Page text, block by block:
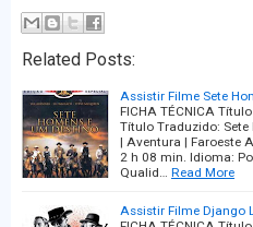
Related Posts:
Assistir Filme Sete
FICHA TÉCNICA
Título Traduzido: Sete
| Aventura | Faroeste
2 h 08 min. Idioma:
Qualid…
Read More
Assistir Filme Django